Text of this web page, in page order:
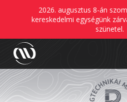
2026. augusztus 8-án
kereskedelmi egységünk
szünetel.